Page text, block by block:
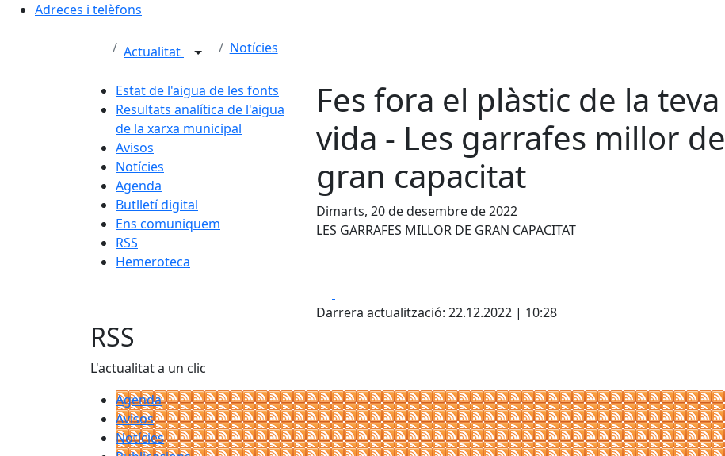
Adreces i telèfons
Actualitat Notícies
Estat de l'aigua de les fonts
Resultats analítica de l'aigua
de la xarxa municipal
Avisos
Notícies
Agenda
Butlletí digital
Ens comuniquem
RSS
Hemeroteca
Fes fora el plàstic de la teva
vida - Les garrafes millor de
gran capacitat
Dimarts, 20 de desembre de 2022
LES GARRAFES MILLOR DE GRAN CAPACITAT
Darrera actualització: 22.12.2022 | 10:28
RSS
L'actualitat a un clic
Agenda
Avisos
Notícies